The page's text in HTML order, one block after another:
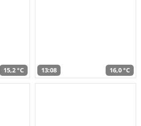
15,2 °C 13:08 16,0 °C